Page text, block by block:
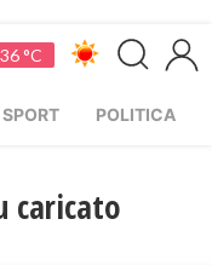
36 °C
SPORT POLITICA
caricato